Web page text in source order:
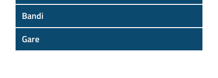
Bandi
Gare